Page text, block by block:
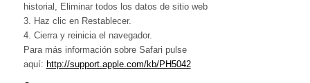
historial, Eliminar todos los datos de sitio web
3. Haz clic en Restablecer.
4. Cierra y reinicia el navegador.
Para más información sobre Safari pulse
aquí: http://support.apple.com/kb/PH5042